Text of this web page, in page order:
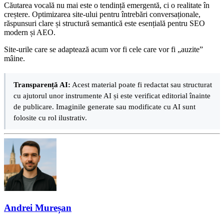
Căutarea vocală nu mai este o tendință emergentă, ci o realitate în
creștere. Optimizarea site-ului pentru întrebări conversaționale,
răspunsuri clare și structură semantică este esențială pentru SEO
modern și AEO.
Site-urile care se adaptează acum vor fi cele care vor fi „auzite”
mâine.
Transparență AI: Acest material poate fi redactat sau structurat
cu ajutorul unor instrumente AI și este verificat editorial înainte
de publicare. Imaginile generate sau modificate cu AI sunt
folosite cu rol ilustrativ.
Andrei Mureșan